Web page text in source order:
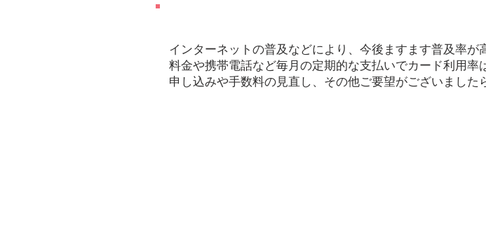
インターネットの普及などにより、今後ますます普及率
料金や携帯電話など毎月の定期的な支払いでカード利用
申し込みや手数料の見直し、その他ご要望がございました